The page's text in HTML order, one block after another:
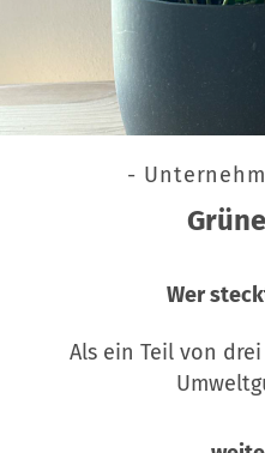
-
Wer
Als ein Teil von